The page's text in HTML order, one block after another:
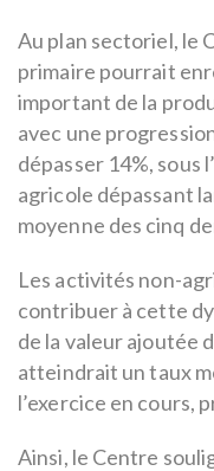
Au plan sectoriel, le
primaire pourrait
important de la
avec une
dépasser 14%, sous
agricole dépassant
moyenne des cinq
Les activités non-
contribuer à cette
de la valeur ajoutée
atteindrait un taux
l’exercice en cours,
Ainsi, le Centre